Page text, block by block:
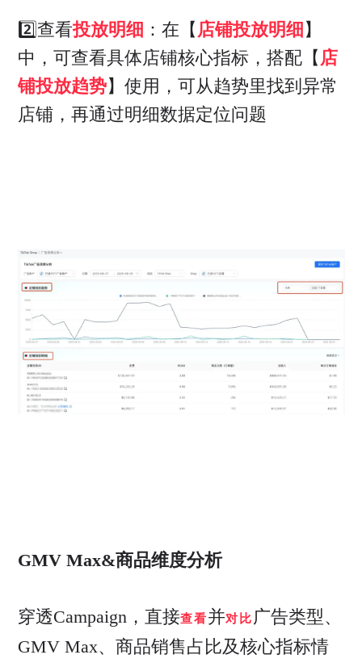
2️⃣查看投放明细 ：在【 店铺投放明细 】
中，可查看具体店铺核心指标，搭配【 店
铺投放趋势】使用，可从趋势里找到异常
店铺，再通过明细数据定位问题
GMV Max&商品维度分析
穿透Campaign，直接查看并对比 广告类型、
GMV Max、商品销售占比及核心指标情